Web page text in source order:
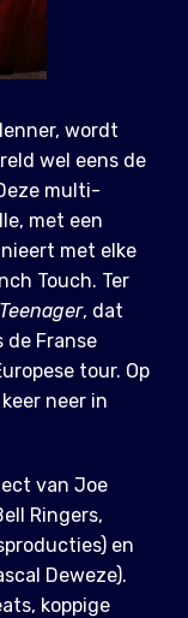
wordt
wel eens de
multi-
met een
met elke
Touch. Ter
Teenager, dat
Franse
tour. Op
neer in
van Joe
Ringers,
en
Deweze).
koppige